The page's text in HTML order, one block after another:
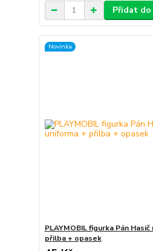
Přidat do
Novinka
PLAYMOBIL figurka Pán
přilba + opasek